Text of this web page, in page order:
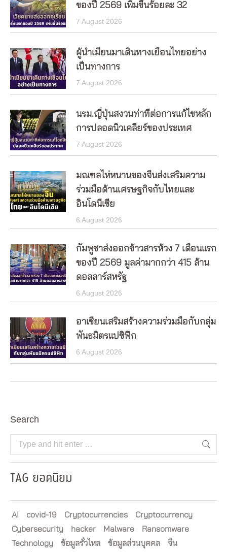
ของปี 2569 เพิ่มขึ้นร้อยละ 32
7 August 2026
ผู้นำเมียนมาเดินทางเยือนไทยอย่าง
เป็นทางการ
7 August 2026
นรม.ญี่ปุ่นสงวนท่าทีต่อการแก้ไขหลัก
การปลอดนิวเคลียร์ของประเทศ
7 August 2026
มณฑลไห่หนานของจีนส่งเสริมความ
ร่วมมือด้านเศรษฐกิจกับไทยและ
อินโดนีเซีย
6 August 2026
กัมพูชาส่งออกข้าวสารห้วง 7 เดือนแรก
ของปี 2569 มูลค่ามากกว่า 415 ล้าน
ดอลลาร์สหรัฐ
6 August 2026
อาเซียนเสริมสร้างความร่วมมือกับกลุ่ม
พันธมิตรแปซิฟิก
6 August 2026
Search
Search:
TAG ยอดนิยม
AI covid-19 Cryptocurrencies
Cryptocurrency
Cybersecurity
hacker Malware
Ransomware
Technology
ข้อมูลรั่วไหล ข้อมูลส่วนบุคคล
จีน